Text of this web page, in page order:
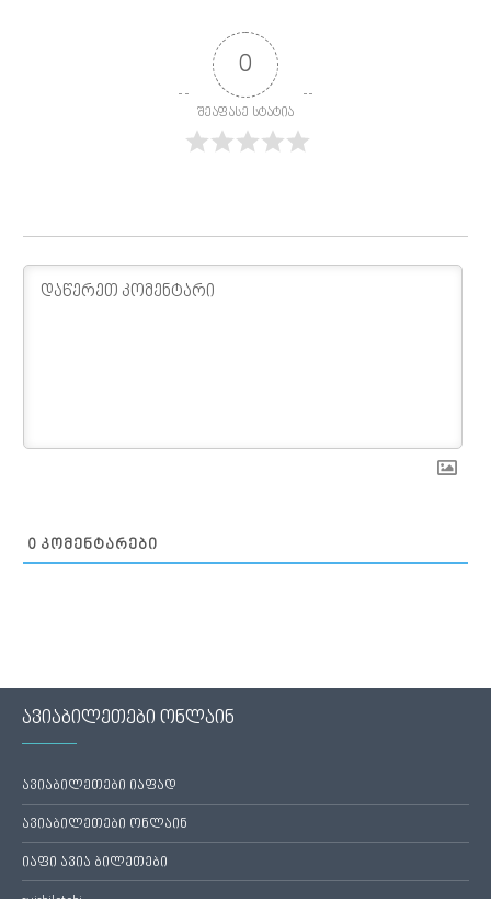
0
შეაფასე სტატია
0 ᲙᲝᲛᲔᲜᲢᲐᲠᲔᲑᲘ
ავიაბილეთები ონლაინ
ავიაბილეთები იაფად
ავიაბილეთები ონლაინ
იაფი ავია ბილეთები